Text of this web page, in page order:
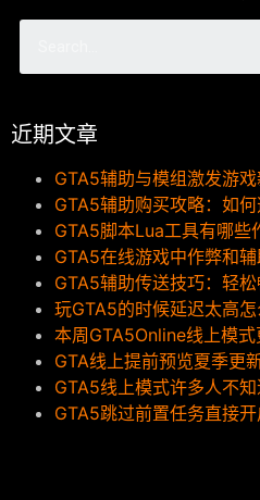
近期文章
GTA5辅助与模组激发游
GTA5辅助购买攻略：如
GTA5脚本Lua工具有哪些
GTA5在线游戏中作弊和
GTA5辅助传送技巧：轻
玩GTA5的时候延迟太高怎
本周GTA5Online线上模
GTA线上提前预览夏季更
GTA5线上模式许多人不
GTA5跳过前置任务直接